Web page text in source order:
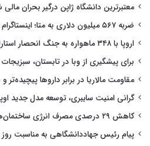
معتبرترین دانشگاه ژاپن درگیر بحران
ضربه ۵۶۷ میلیون دلاری به متا؛ اینستاگرام زیر تیغ دادگاه
اروپا با ۳۴۸ ماهواره به جنگ انحصار استارلینک می‌رود
برای پیشگیری از وبا در تابستان،
مقاومت مالاریا در برابر داروها
گرانی امنیت سایبری، توسعه مدل جدید
کاهش ۲۹ درصدی مصرف انرژی ساختمان‌ها با یک طراحی هوشمند
پیام رئیس جهاددانشگاهی به مناسبت روز